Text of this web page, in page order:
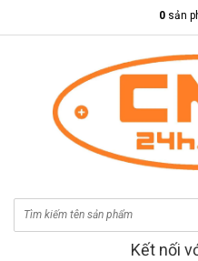
0 sản
Kết nối